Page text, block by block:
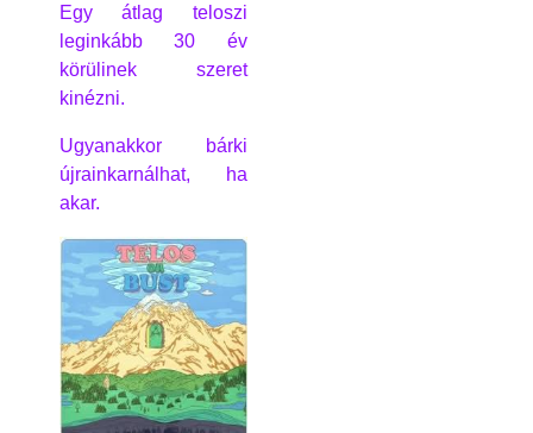
Egy átlag teloszi
leginkább 30 év
körülinek szeret
kinézni.
Ugyanakkor bárki
újrainkarnálhat, ha
akar.